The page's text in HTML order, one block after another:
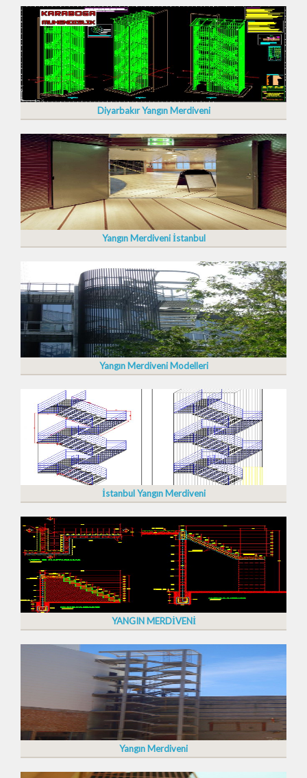
Diyarbakır Yangın Merdiveni
Yangın Merdiveni İstanbul
Yangın Merdiveni Modelleri
İstanbul Yangın Merdiveni
YANGIN MERDİVENİ
Yangın Merdiveni